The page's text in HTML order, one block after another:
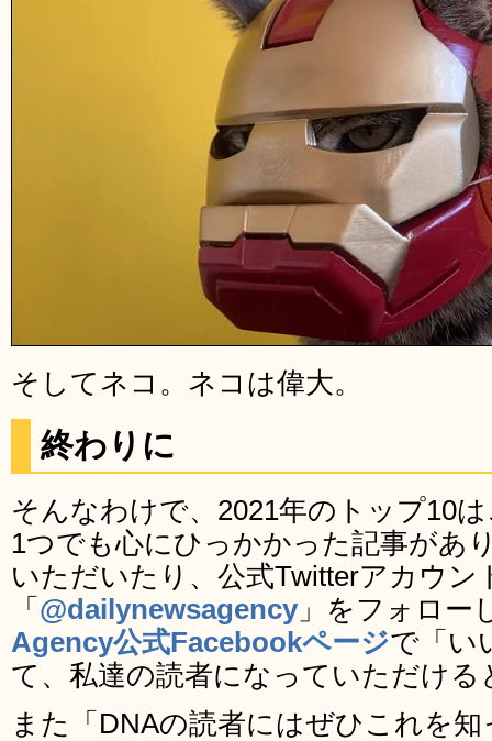
そしてネコ。ネコは偉大。
終わりに
そんなわけで、2021年のトップ10
1つでも心にひっかかった記事があ
いただいたり、公式Twitterアカウン
「 @dailynewsagency」をフォロー
Agency公式Facebookページで「い
て、私達の読者になっていただける
また「DNAの読者にはぜひこれを